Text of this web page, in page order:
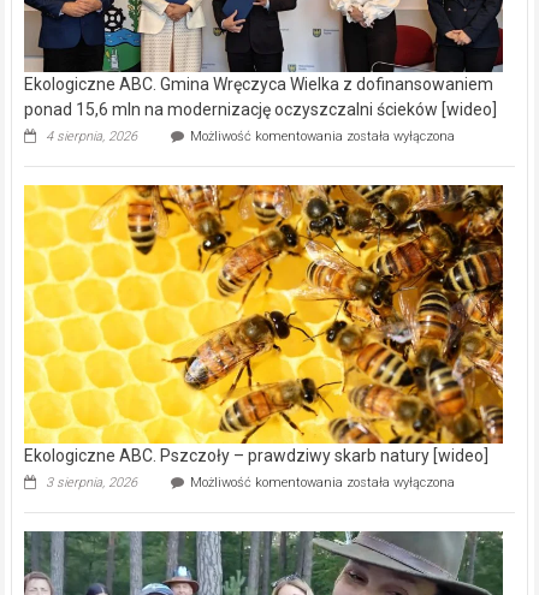
Ekologiczne ABC. Gmina Wręczyca Wielka z dofinansowaniem
ponad 15,6 mln na modernizację oczyszczalni ścieków [wideo]
4 sierpnia, 2026 Możliwość komentowania Ekologiczne
Wręczyca
Wielka
z
dofinansowaniem
ponad
15,6
mln
na
modernizację
oczyszczalni
ścieków
[wideo]
została wyłączona
Ekologiczne ABC. Pszczoły – prawdziwy skarb natury [wideo]
3 sierpnia, 2026 Możliwość komentowania Ekologiczne
–
prawdziwy
skarb
została wyłączona